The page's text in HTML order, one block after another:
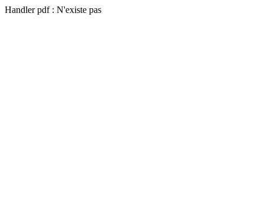
Handler pdf : N'existe pas